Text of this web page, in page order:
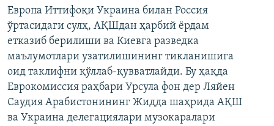
Европа Иттифоқи Украина билан Россия
ўртасидаги сулҳ, АҚШдан ҳарбий ёрдам
етказиб берилиши ва Киевга разведка
маълумотлари узатилишининг тикланишига
оид таклифни қўллаб-қувватлайди. Бу ҳақда
Еврокомиссия раҳбари Урсула фон дер Ляйен
Саудия Арабистонининг Жидда шаҳрида АҚШ
ва Украина делегациялари музокаралари